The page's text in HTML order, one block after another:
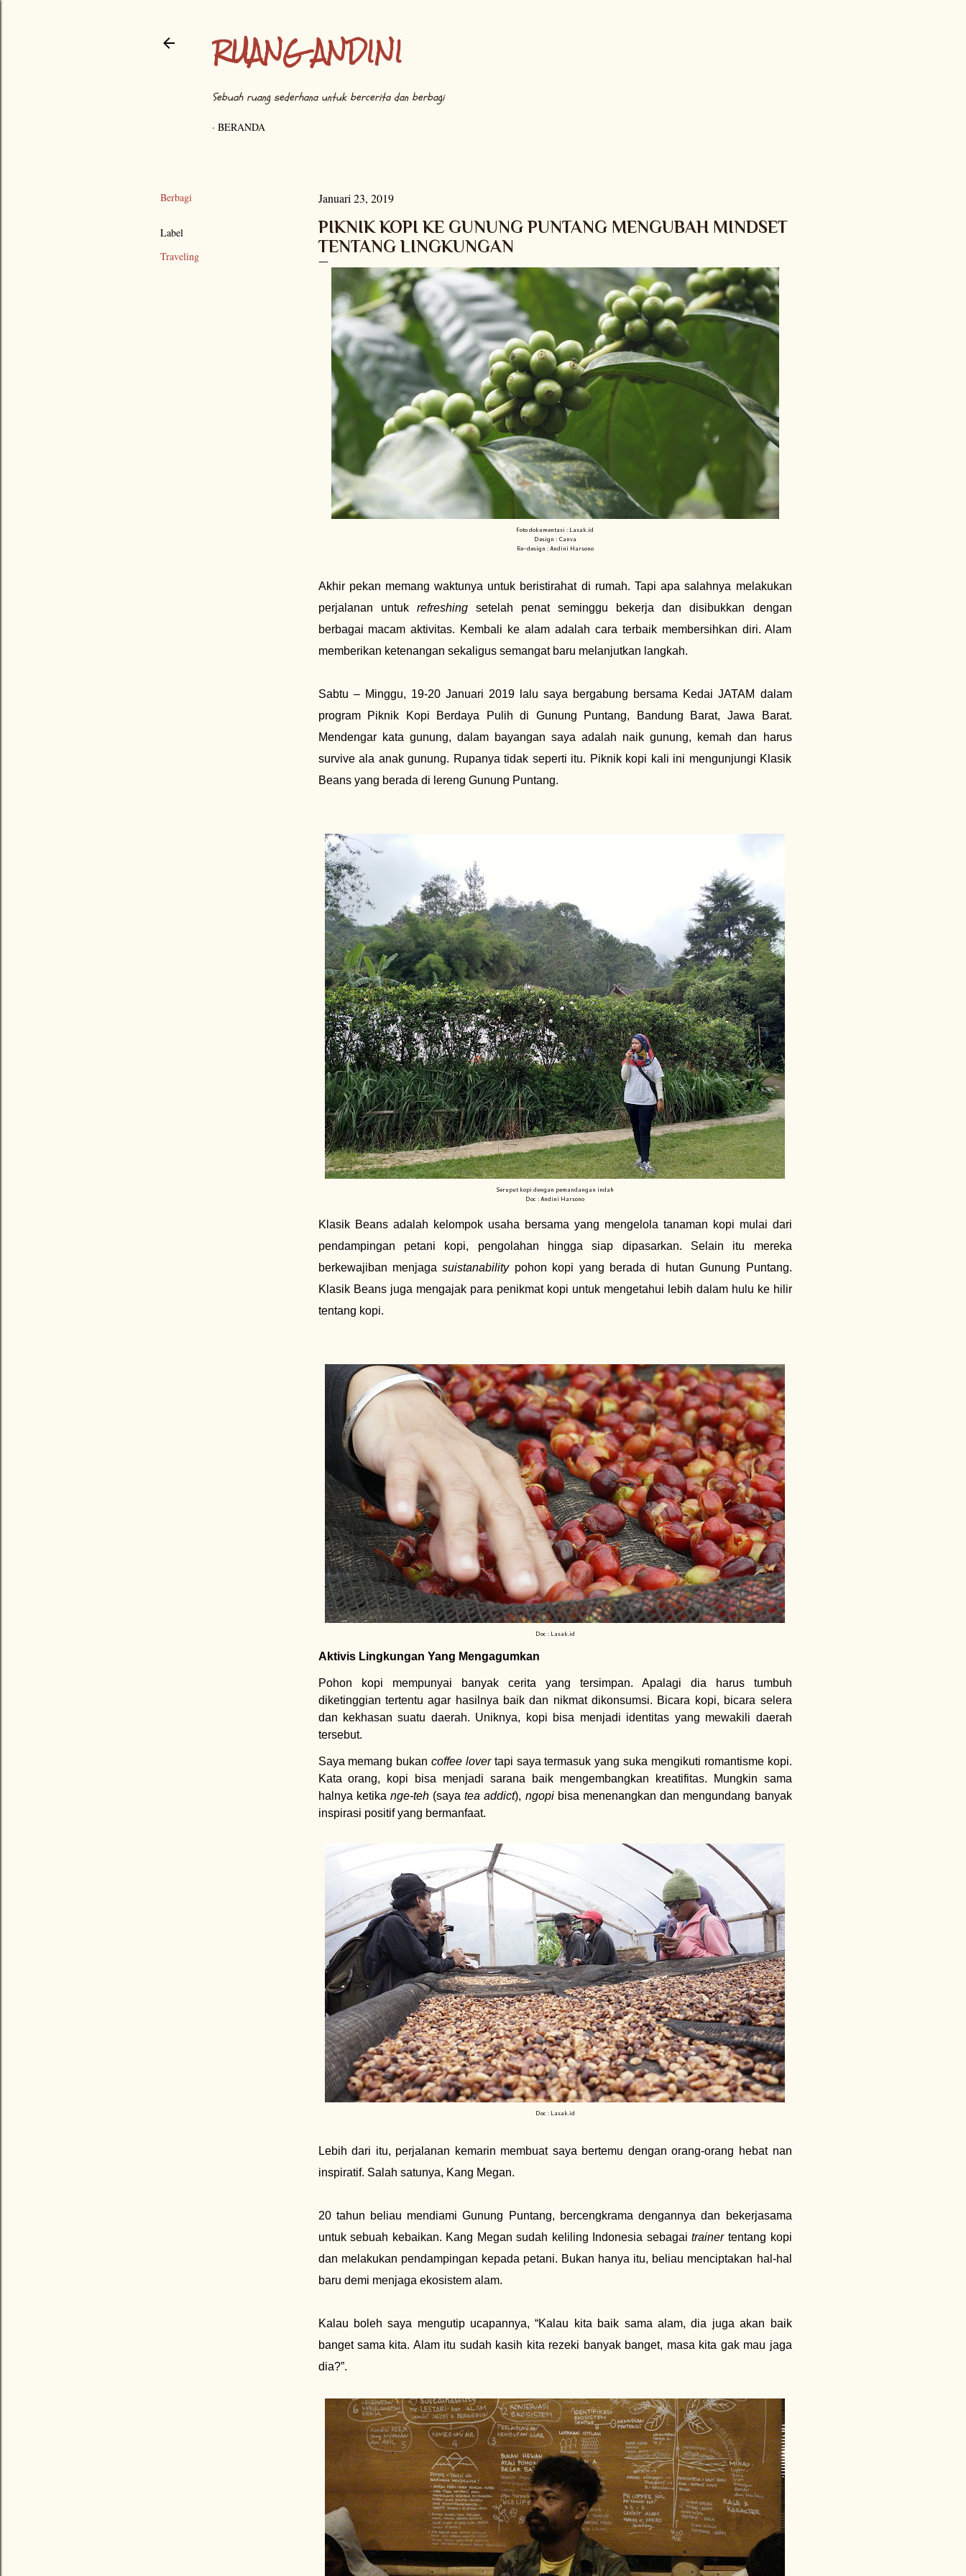
RUANG ANDINI
Sebuah ruang sederhana untuk bercerita dan berbagi
BERANDA
Berbagi
Label
Traveling
Januari 23, 2019
PIKNIK KOPI KE GUNUNG PUNTANG MENGUBAH MINDSET
TENTANG LINGKUNGAN
Foto dokumentasi : Lasak.id
Design : Canva
Re-design : Andini Harsono
Akhir pekan memang waktunya untuk beristirahat di rumah. Tapi apa salahnya melakukan
perjalanan untuk refreshingsetelah penat seminggu bekerja dan disibukkan dengan
berbagai macam aktivitas. Kembali ke alam adalah cara terbaik membersihkan diri. Alam
memberikan ketenangan sekaligus semangat baru melanjutkan langkah.
Sabtu – Minggu, 19-20 Januari 2019 lalu saya bergabung bersama Kedai JATAM dalam
program Piknik Kopi Berdaya Pulih di Gunung Puntang, Bandung Barat, Jawa Barat.
Mendengar kata gunung, dalam bayangan saya adalah naik gunung, kemah dan harus
survive ala anak gunung. Rupanya tidak seperti itu. Piknik kopi kali ini mengunjungi Klasik
Beans yang berada di lereng Gunung Puntang.
Seruput kopi dengan pemandangan indah
Doc : Andini Harsono
Klasik Beans adalah kelompok usaha bersama yang mengelola tanaman kopi mulai dari
pendampingan petani kopi, pengolahan hingga siap dipasarkan. Selain itu mereka
berkewajiban menjagasuistanabilitypohon kopi yang berada di hutan Gunung Puntang.
Klasik Beans juga mengajak para penikmat kopi untuk mengetahui lebih dalam hulu ke hilir
tentang kopi.
Doc : Lasak.id
Aktivis Lingkungan Yang Mengagumkan
Pohon kopi mempunyai banyak cerita yang tersimpan. Apalagi dia harus tumbuh
diketinggian tertentu agar hasilnya baik dan nikmat dikonsumsi. Bicara kopi, bicara selera
dan kekhasan suatu daerah. Uniknya, kopi bisa menjadi identitas yang mewakili daerah
tersebut.
Saya memang bukan coffee lovertapi saya termasuk yang suka mengikuti romantisme kopi.
Kata orang, kopi bisa menjadi sarana baik mengembangkan kreatifitas. Mungkin sama
halnya ketika nge-teh(sayatea addict), ngopibisa menenangkan dan mengundang banyak
inspirasi positif yang bermanfaat.
Doc : Lasak.id
Lebih dari itu, perjalanan kemarin membuat saya bertemu dengan orang-orang hebat nan
inspiratif. Salah satunya, Kang Megan.
20 tahun beliau mendiami Gunung Puntang, bercengkrama dengannya dan bekerjasama
untuk sebuah kebaikan. Kang Megan sudah keliling Indonesia sebagaitrainertentang kopi
dan melakukan pendampingan kepada petani. Bukan hanya itu, beliau menciptakan hal-hal
baru demi menjaga ekosistem alam.
Kalau boleh saya mengutip ucapannya, “Kalau kita baik sama alam, dia juga akan baik
banget sama kita. Alam itu sudah kasih kita rezeki banyak banget, masa kita gak mau jaga
dia?”.